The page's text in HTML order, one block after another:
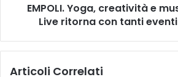
n
a
e
EMPOLI. Yoga, creatività e
Live ritorna con tanti
Articoli Correlati